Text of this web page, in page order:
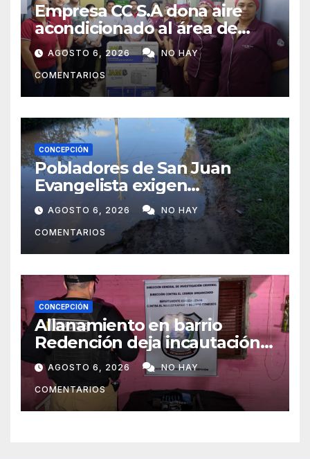
Empresa CC S.A dona aire
acondicionado al área de
maternidad del IPS de
Concepción
AGOSTO 6, 2026 NO HAY
COMENTARIOS
CONCEPCIÓN
Pobladores de San Juan
Evangelista exigen
reparación urgente de
caminos vecinales
AGOSTO 6, 2026 NO HAY
COMENTARIOS
CONCEPCIÓN
Allanamiento en barrio
Redención deja incautación
de presunta cocaína tipo
crack en Concepción
AGOSTO 6, 2026 NO HAY
COMENTARIOS